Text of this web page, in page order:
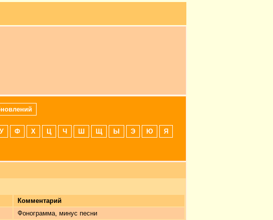
У Ф Х Ц Ч Ш Щ Ы Э Ю Я
Комментарий
Фонограмма, минус песни